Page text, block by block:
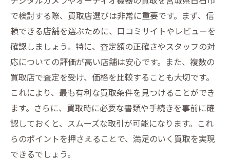
買取イベントに参加するタイミングの見極
め
イベント情報を逃さずキャッチする方法
デジタルカメラをイベントでアピールする
テクニック
イベントでの査定額を上げるための準備
買取イベントの利用法とメリット
イベント参加時の注意点とその対策
宮城県白石市での買取プロセスと安心取引の進
め方
で検討する際、買取店選びは非常に重要です。まず、信
頼できる店舗を選ぶために、口コミサイトやレビューを
確認しましょう。特に、査定額の正確さやスタッフの対
応についての評価が高い店舗は安心です。また、複数の
買取店で査定を受け、価格を比較することも大切です。
これにより、最も有利な買取条件を見つけることができ
ます。さらに、買取時に必要な書類や手続きを事前に確
認しておくと、スムーズな取引が可能になります。これ
らのポイントを押さえることで、満足のいく買取を実現
できるでしょう。